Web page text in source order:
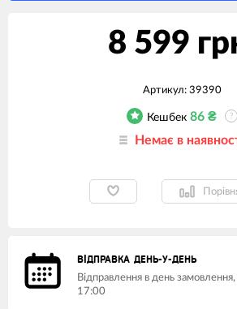
8 599
Артикул: 39390
Кешбек 86₴ ?
Немає в
ВІДПРАВКА ДЕНЬ-У-ДЕНЬ
Відправлення в день
17:00